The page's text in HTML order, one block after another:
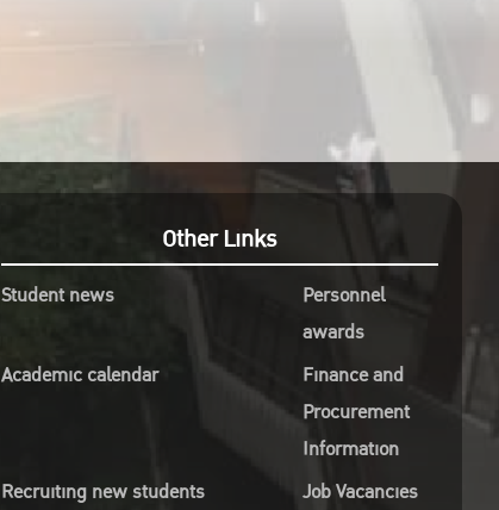
Other Links
Student news
Personnel
awards
Academic calendar
Finance and
Procurement
Information
Recruiting new students
Job Vacancies